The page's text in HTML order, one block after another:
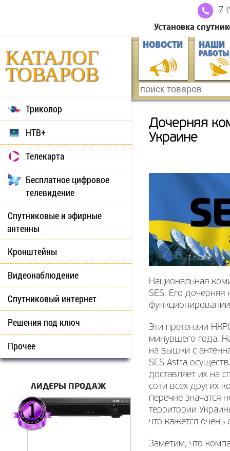
7
Установка
КАТАЛОГ
ТОВАРОВ
НОВОСТИ НАШИ
РАБОТЫ
Триколор
НТВ+
Телекарта
Бесплатное цифровое
телевидение
Спутниковые и эфирные
антенны
Кронштейны
Видеонаблюдение
Спутниковый интернет
Решения под ключ
Прочее
ЛИДЕРЫ ПРОДАЖ
Дочерняя
Украине
Национальная
SES. Его
Эти претензии
минувшего года.
на вышки с
SES Astra
доставляет их на
соти всех других
перечне значатся
территории
что кажется очень
Заметим, что